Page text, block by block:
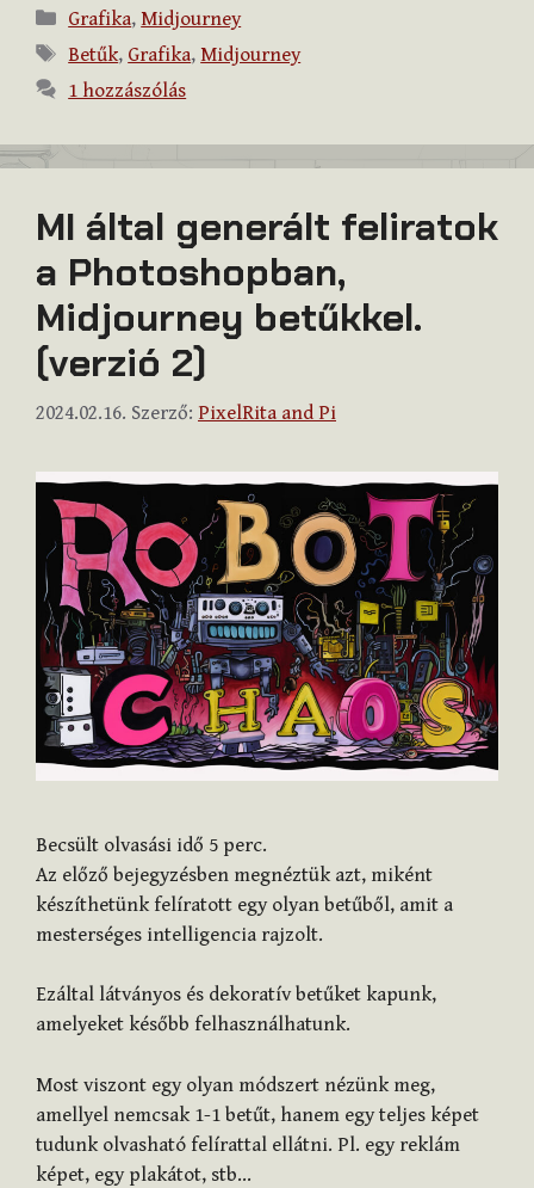
Kategória
Grafika,Midjourney
Címkék
Betűk, Grafika,Midjourney
1 hozzászólás
MI által generált feliratok
a Photoshopban,
Midjourney betűkkel.
(verzió 2)
2024.02.16. Szerző: PixelRita and Pi
Becsült olvasási idő 5 perc.
Az előző bejegyzésben megnéztük azt, miként
készíthetünk felíratott egy olyan betűből, amit a
mesterséges intelligencia rajzolt.
Ezáltal látványos és dekoratív betűket kapunk,
amelyeket később felhasználhatunk.
Most viszont egy olyan módszert nézünk meg,
amellyel nemcsak 1-1 betűt, hanem egy teljes képet
tudunk olvasható felírattal ellátni. Pl. egy reklám
képet, egy plakátot, stb…